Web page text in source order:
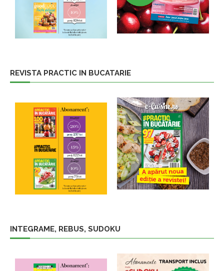
REVISTA PRACTIC IN BUCATARIE
INTEGRAME, REBUS, SUDOKU